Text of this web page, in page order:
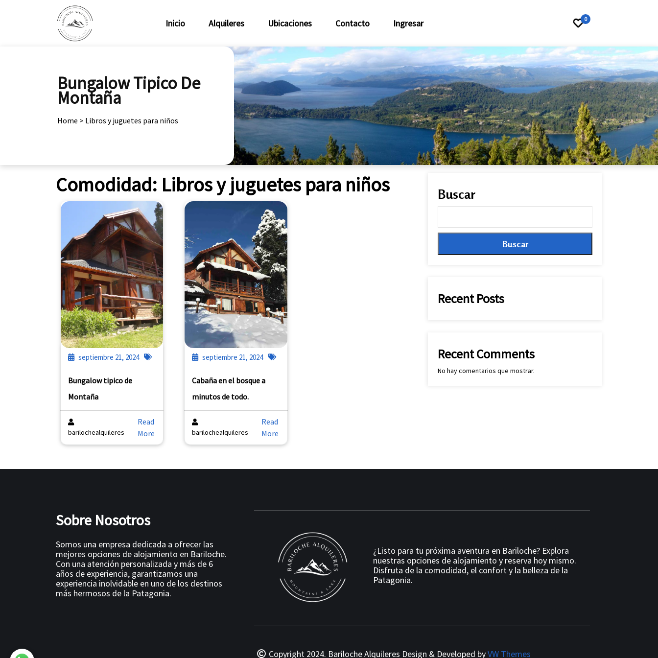
Inicio Alquileres Ubicaciones Contacto Ingresar 0
Bungalow Tipico De
Montaña
Home > Libros y juguetes para niños
Comodidad: Libros y juguetes para niños
septiembre 21, 2024
Bungalow tipico de
Montaña
barilochealquileres
Read
More
septiembre 21, 2024
Cabaña en el bosque a
minutos de todo.
barilochealquileres
Read
More
Buscar
Buscar
Recent Posts
Recent Comments
No hay comentarios que mostrar.
Sobre Nosotros
Somos una empresa dedicada a ofrecer las
mejores opciones de alojamiento en Bariloche.
Con una atención personalizada y más de 6
años de experiencia, garantizamos una
experiencia inolvidable en uno de los destinos
más hermosos de la Patagonia.
¿Listo para tu próxima aventura en Bariloche? Explora
nuestras opciones de alojamiento y reserva hoy mismo.
Disfruta de la comodidad, el confort y la belleza de la
Patagonia.
Copyright 2024. Bariloche Alquileres Design & Developed byVW Themes